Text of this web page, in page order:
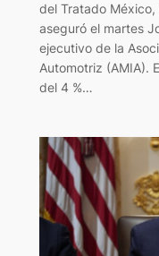
del Tratado México,
aseguró el martes
ejecutivo de la
Automotriz (AMIA).
del 4 %…